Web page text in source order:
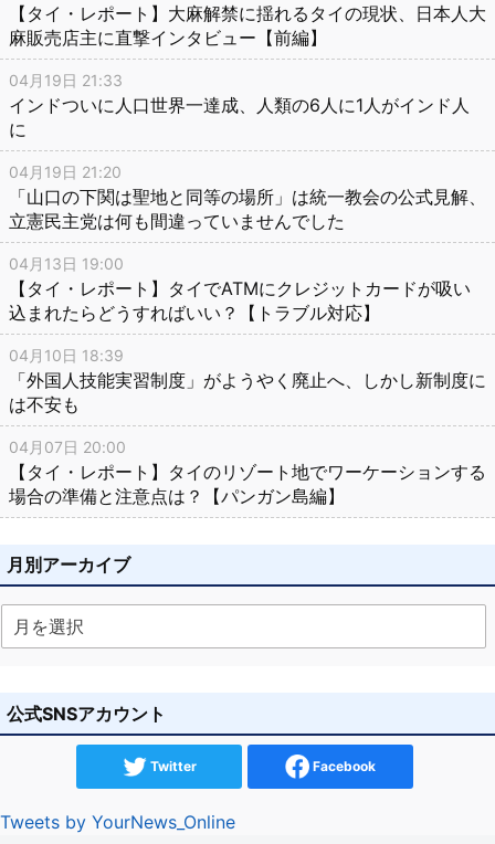
【タイ・レポート】大麻解禁に揺れるタイの現状、日本人大
麻販売店主に直撃インタビュー【前編】
04月19日 21:33
インドついに人口世界一達成、人類の6人に1人がインド人
に
04月19日 21:20
「山口の下関は聖地と同等の場所」は統一教会の公式見解、
立憲民主党は何も間違っていませんでした
04月13日 19:00
【タイ・レポート】タイでATMにクレジットカードが吸い
込まれたらどうすればいい？【トラブル対応】
04月10日 18:39
「外国人技能実習制度」がようやく廃止へ、しかし新制度に
は不安も
04月07日 20:00
【タイ・レポート】タイのリゾート地でワーケーションする
場合の準備と注意点は？【パンガン島編】
月別アーカイブ
公式SNSアカウント
Twitter Facebook
Tweets by YourNews_Online